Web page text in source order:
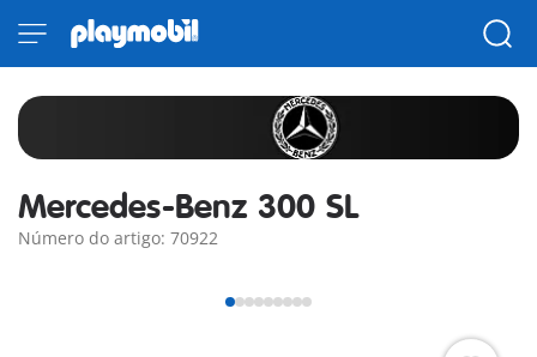
Mercedes-Benz 300 SL
Número do artigo: 70922